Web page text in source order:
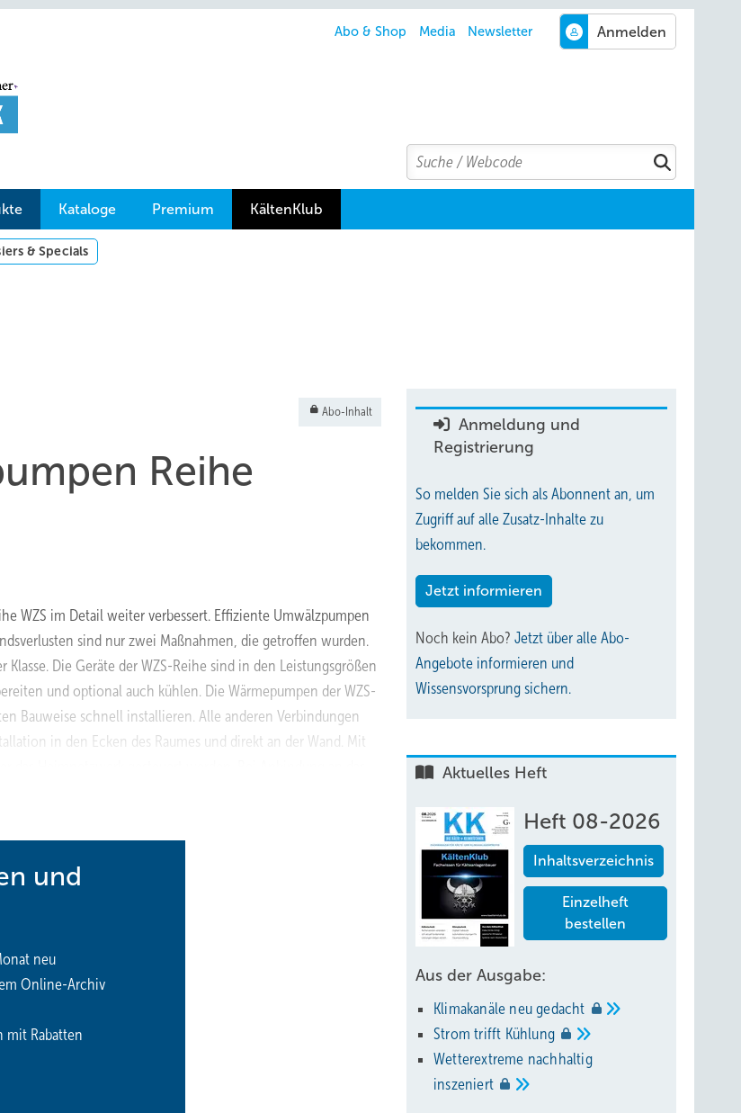
Abo & Shop Media Newsletter
Search
Suchen
Kataloge Premium KältenKlub
& Specials
Abo-Inhalt
Reihe
WZS im Detail weiter verbessert. Effiziente Umwälzpumpen
sind nur zwei Maßnahmen, die getroffen wurden.
Die Geräte der WZS-Reihe sind in den Leistungsgrößen
und optional auch kühlen. Die Wärmepumpen der WZS-
Bauweise schnell installieren. Alle anderen Verbindungen
in den Ecken des Raumes und direkt an der Wand. Mit
und
neu
Online-Archiv
mit Rabatten
Anmeldung und
Registrierung
So melden Sie sich als Abonnent an, um
Zugriff auf alle Zusatz-Inhalte zu
bekommen.
Jetzt informieren
Noch kein Abo? Jetzt über alle Abo-
Angebote informieren und
Wissensvorsprung sichern.
Aktuelles Heft
Heft 08-2026
Inhaltsverzeichnis
Einzelheft
bestellen
Aus der Ausgabe:
Klimakanäle neugedacht
Strom trifft Kühlung
Wetterextreme nachhaltig
inszeniert